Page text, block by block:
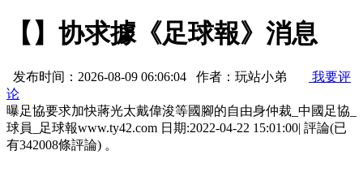
【】协求據《足球報》消息
发布时间：2026-08-09 06:06:04 作者：玩站小弟
我要评
论
曝足協要求加快蔣光太戴偉浚等國腳的自由身仲裁_中國足協_
球員_足球報www.ty42.com 日期:2022-04-22 15:01:00| 評論(已
有342008條評論) 。